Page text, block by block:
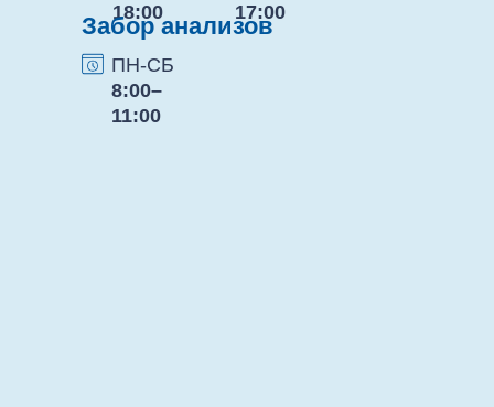
18:00
17:00
Забор анализов
ПН-СБ
8:00–
11:00